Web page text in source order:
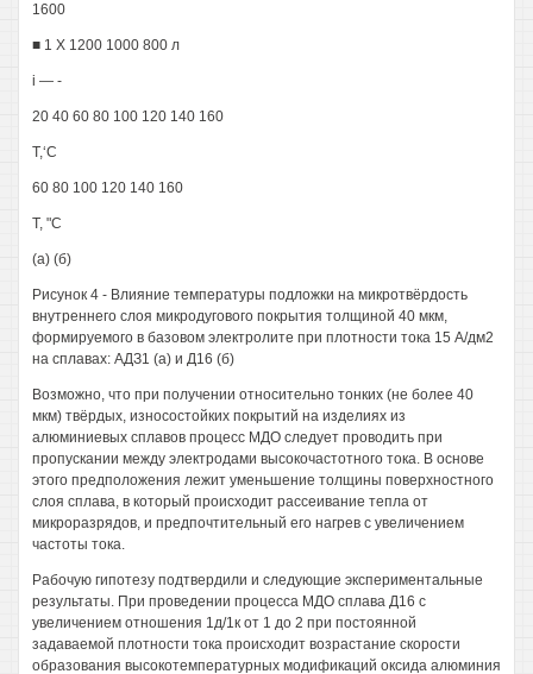
1600
■ 1 X 1200 1000 800 л
і — -
20 40 60 80 100 120 140 160
Т,‘С
60 80 100 120 140 160
Т, "С
(а) (б)
Рисунок 4 - Влияние температуры подложки на микротвёрдость
внутреннего слоя микродугового покрытия толщиной 40 мкм,
формируемого в базовом электролите при плотности тока 15 А/дм2
на сплавах: АДЗ1 (а) и Д16 (б)
Возможно, что при получении относительно тонких (не более 40
мкм) твёрдых, износостойких покрытий на изделиях из
алюминиевых сплавов процесс МДО следует проводить при
пропускании между электродами высокочастотного тока. В основе
этого предположения лежит уменьшение толщины поверхностного
слоя сплава, в который происходит рассеивание тепла от
микроразрядов, и предпочтительный его нагрев с увеличением
частоты тока.
Рабочую гипотезу подтвердили и следующие экспериментальные
результаты. При проведении процесса МДО сплава Д16 с
увеличением отношения 1д/1к от 1 до 2 при постоянной
задаваемой плотности тока происходит возрастание скорости
образования высокотемпературных модификаций оксида алюминия